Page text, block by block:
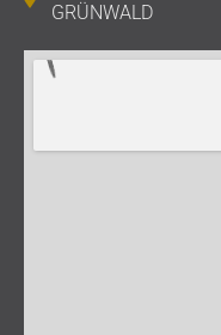
RÜNWALD